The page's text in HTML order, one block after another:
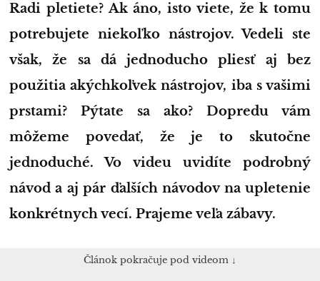
Radi pletiete? Ak áno, isto viete, že k tomu
potrebujete niekoľko nástrojov. Vedeli ste
však, že sa dá jednoducho pliesť aj bez
použitia akýchkoľvek nástrojov, iba s vašimi
prstami? Pýtate sa ako? Dopredu vám
môžeme povedať, že je to skutočne
jednoduché. Vo videu uvidíte podrobný
návod a aj pár ďalších návodov na upletenie
konkrétnych vecí. Prajeme veľa zábavy.
Článok pokračuje pod videom ↓